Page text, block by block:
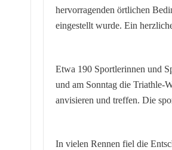
hervorragenden örtlichen
eingestellt wurde. Ein
Etwa 190 Sportlerinnen und
und am Sonntag die Triathle-
anvisieren und treffen. Die
In vielen Rennen fiel die